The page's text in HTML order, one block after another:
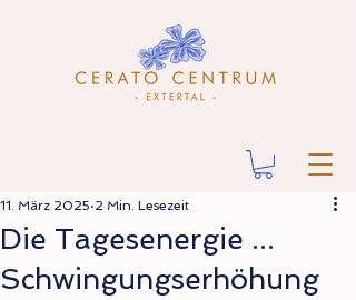
Die Tagesenergie ...
Schwingungserhöhung
11. März 2025 2 Min. Lesezeit